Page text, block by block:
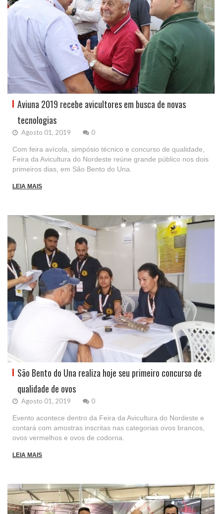
Aviuna 2019 recebe avicultores em busca de novas
tecnologias
Agosto 01, 2019 0
Com feira avícola, simpósio técnico e concurso de qualidade,
Feira da Avicultura do Nordeste reúne grande público nos dois
primeiros dias, em São Bento do Una.
LEIA MAIS
São Bento do Una realiza hoje seu primeiro concurso de
qualidade de ovos
Agosto 01, 2019 0
Evento acontece dentro da Feira da Avicultura do Nordeste e
contará com amostras inscritas nas categorias ovos brancos,
ovos vermelhos e ovos de codorna.
LEIA MAIS